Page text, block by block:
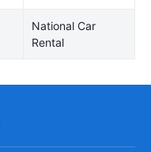
National Car
Rental